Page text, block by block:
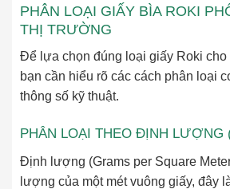
PHÂN LOẠI GIẤY BÌA ROKI
THỊ TRƯỜNG
Để lựa chọn đúng loại giấy Roki cho
bạn cần hiểu rõ các cách phân loại
thông số kỹ thuật.
PHÂN LOẠI THEO ĐỊNH LƯỢNG
Định lượng (Grams per Square
lượng của một mét vuông giấy, đây